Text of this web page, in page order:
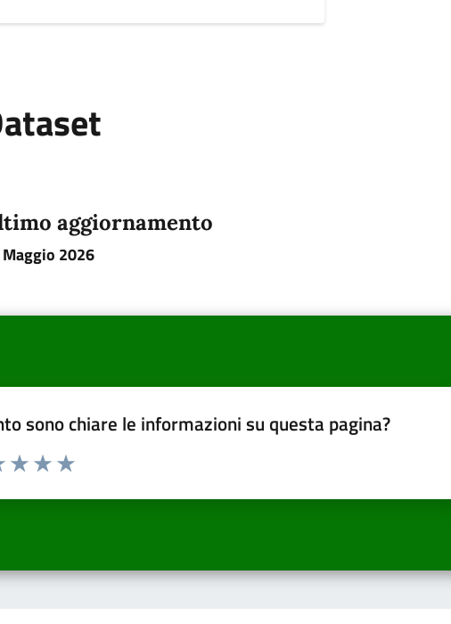
aggiornamento
2026
sono chiare le informazioni su questa pagina?
1 a 5 stelle la pagina